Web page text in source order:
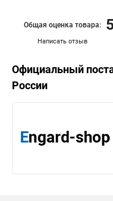
Написать отзыв
Общая оценка товара:
Официальный
России